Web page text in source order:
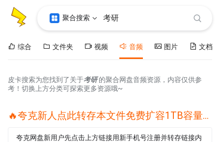
聚合搜索
综合 文件夹 视频 音频 图片 文档
皮卡搜索为您找到了关于考研的聚合网盘音频资源，内容仅供参
考！切换上方分类可探索更多资源哦~
🔥夸克新人点此转存本文件免费扩容1TB容量🔥
夸克网盘新用户先点击上方链接用新手机号注册并转存链接内